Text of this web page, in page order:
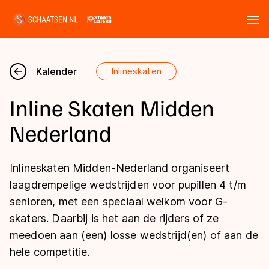
Nieuws
Kalender
Marathon
Langebaan
Shorttrack
Inlineskaten
Uitslagen
Langebaan
Shorttrack
Tijden & historie
Ranglijsten Langebaan
Kalender Inlineskaten
Inline Skaten Midden
Nederland
Inlineskaten Midden-Nederland organiseert
laagdrempelige wedstrijden voor pupillen 4 t/m
senioren, met een speciaal welkom voor G-
skaters. Daarbij is het aan de rijders of ze
meedoen aan (een) losse wedstrijd(en) of aan de
hele competitie.